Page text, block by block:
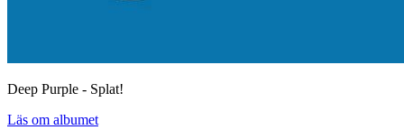
Deep Purple - Splat!
Läs om albumet